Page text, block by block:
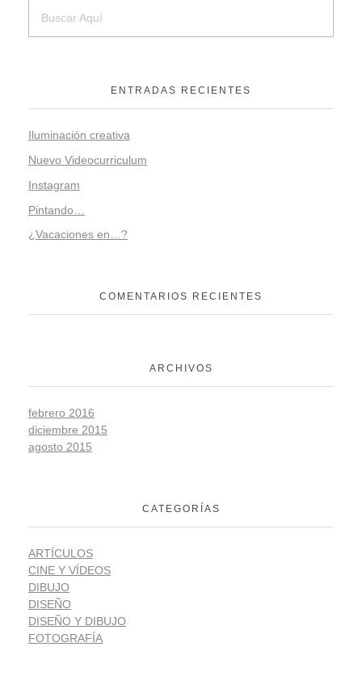
ENTRADAS RECIENTES
Iluminación creativa
Nuevo Videocurriculum
Instagram
Pintando…
¿Vacaciones en…?
COMENTARIOS RECIENTES
ARCHIVOS
febrero 2016
diciembre 2015
agosto 2015
CATEGORÍAS
ARTÍCULOS
CINE Y VÍDEOS
DIBUJO
DISEÑO
DISEÑO Y DIBUJO
FOTOGRAFÍA